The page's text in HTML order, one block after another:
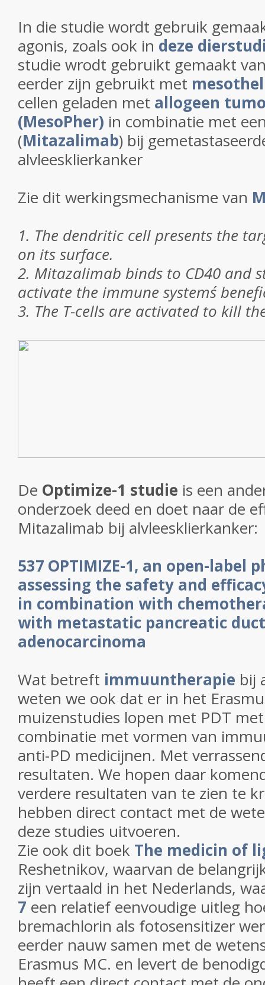
In die studie wordt gebruik
agonis, zoals ook in deze
studie wrodt gebruikt gemaakt
eerder zijn gebruikt met
cellen geladen met allogeen
(MesoPher) in combinatie met
(Mitazalimab) bij
alvleesklierkanker
Zie dit werkingsmechanisme van
1. The dendritic cell presents the
on its surface.
2. Mitazalimab binds to CD40 and
activate the immune systems´
3. The T-cells are activated to kill
De Optimize-1 studie is een
onderzoek deed en doet naar de
Mitazalimab bij alvleesklierkanker:
537 OPTIMIZE-1, an open-label
assessing the safety and
in combination with
with metastatic pancreatic
adenocarcinoma
Wat betreft immuuntherapie bij
weten we ook dat er in het
muizenstudies lopen met PDT
combinatie met vormen van
anti-PD medicijnen. Met
resultaten. We hopen daar
verdere resultaten van te zien te
hebben direct contact met de
deze studies uitvoeren.
Zie ook dit boek The medicin of
Reshetnikov, waarvan de
zijn vertaald in het Nederlands,
7 een relatief eenvoudige uitleg
bremachlorin als fotosensitizer
eerder nauw samen met de
Erasmus MC. en levert de